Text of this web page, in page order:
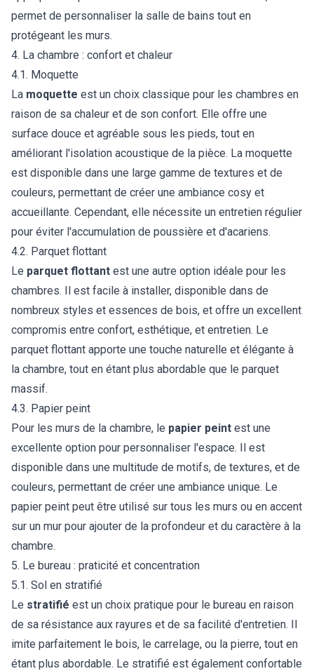
permet de personnaliser la salle de bains tout en
protégeant les murs.
4. La chambre : confort et chaleur
4.1. Moquette
La moquette est un choix classique pour les chambres en
raison de sa chaleur et de son confort. Elle offre une
surface douce et agréable sous les pieds, tout en
améliorant l'isolation acoustique de la pièce. La moquette
est disponible dans une large gamme de textures et de
couleurs, permettant de créer une ambiance cosy et
accueillante. Cependant, elle nécessite un entretien régulier
pour éviter l'accumulation de poussière et d'acariens.
4.2. Parquet flottant
Le parquet flottant est une autre option idéale pour les
chambres. Il est facile à installer, disponible dans de
nombreux styles et essences de bois, et offre un excellent
compromis entre confort, esthétique, et entretien. Le
parquet flottant apporte une touche naturelle et élégante à
la chambre, tout en étant plus abordable que le parquet
massif.
4.3. Papier peint
Pour les murs de la chambre, le papier peint est une
excellente option pour personnaliser l'espace. Il est
disponible dans une multitude de motifs, de textures, et de
couleurs, permettant de créer une ambiance unique. Le
papier peint peut être utilisé sur tous les murs ou en accent
sur un mur pour ajouter de la profondeur et du caractère à la
chambre.
5. Le bureau : praticité et concentration
5.1. Sol en stratifié
Le stratifié est un choix pratique pour le bureau en raison
de sa résistance aux rayures et de sa facilité d'entretien. Il
imite parfaitement le bois, le carrelage, ou la pierre, tout en
étant plus abordable. Le stratifié est également confortable